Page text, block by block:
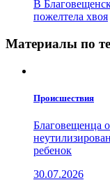
В
пожелтела хвоя
Материалы по
Проиcшествия
Благовещенца
ребенок
30.07.2026